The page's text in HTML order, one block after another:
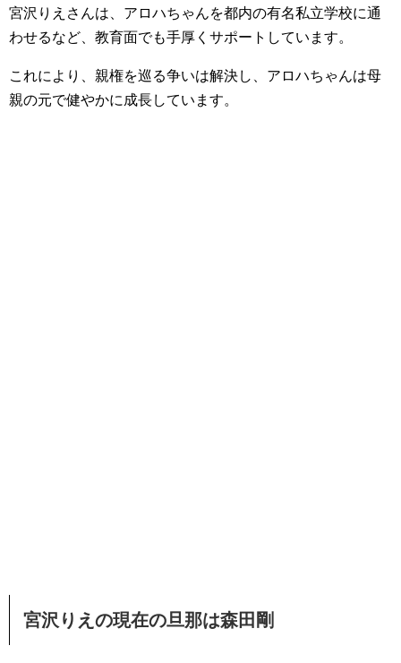
宮沢りえさんは、アロハちゃんを都内の有名私立学校に通
わせるなど、教育面でも手厚くサポートしています。
これにより、親権を巡る争いは解決し、アロハちゃんは母
親の元で健やかに成長しています。
宮沢りえの現在の旦那は森田剛